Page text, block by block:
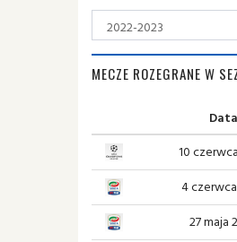
MECZE ROZEGRANE W
Data
10
4
27 maja